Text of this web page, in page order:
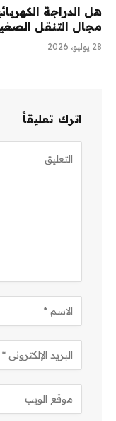
هل الدراجة
مجال التنقل
28 يوليو، 2026
اترك تعليقاً